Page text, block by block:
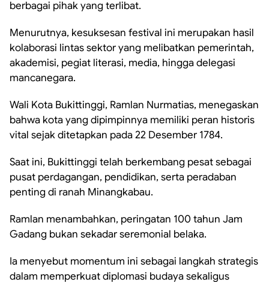
berbagai pihak yang terlibat.
Menurutnya, kesuksesan festival ini merupakan hasil
kolaborasi lintas sektor yang melibatkan pemerintah,
akademisi, pegiat literasi, media, hingga delegasi
mancanegara.
Wali Kota Bukittinggi, Ramlan Nurmatias, menegaskan
bahwa kota yang dipimpinnya memiliki peran historis
vital sejak ditetapkan pada 22 Desember 1784.
Saat ini, Bukittinggi telah berkembang pesat sebagai
pusat perdagangan, pendidikan, serta peradaban
penting di ranah Minangkabau.
Ramlan menambahkan, peringatan 100 tahun Jam
Gadang bukan sekadar seremonial belaka.
Ia menyebut momentum ini sebagai langkah strategis
dalam memperkuat diplomasi budaya sekaligus